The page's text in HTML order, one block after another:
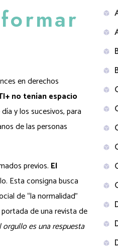
en derechos
no tenían espacio
y los sucesivos, para
de las personas
previos. El
Esta consigna busca
de “la normalidad”
de una revista de
orgullo es una respuesta